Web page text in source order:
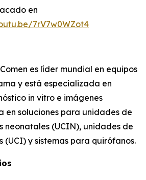
en
7rV7w0WZot4
es líder mundial en equipos
y está especializada en
in vitro e imágenes
en soluciones para unidades de
neonatales (UCIN), unidades de
(UCI) y sistemas para quirófanos.